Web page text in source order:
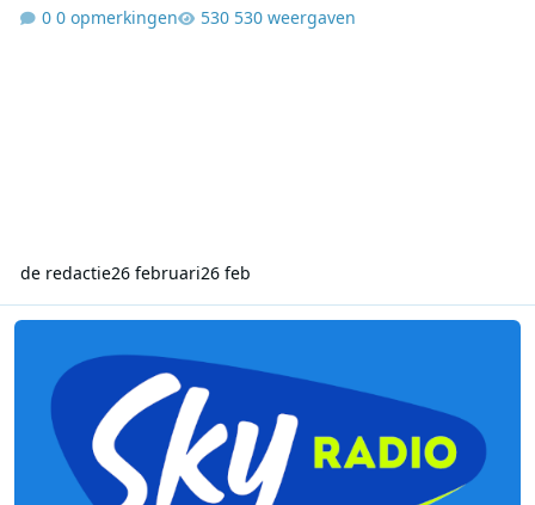
0 opmerkingen
530 weergaven
de redactie26 februari26 feb
Just The Way You Are bovenaan Valentijn Top 50 van Sky Radio